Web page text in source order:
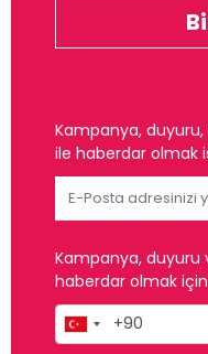
Kampanya,
ile haberdar olmak
Kampanya, duyuru
haberdar olmak için